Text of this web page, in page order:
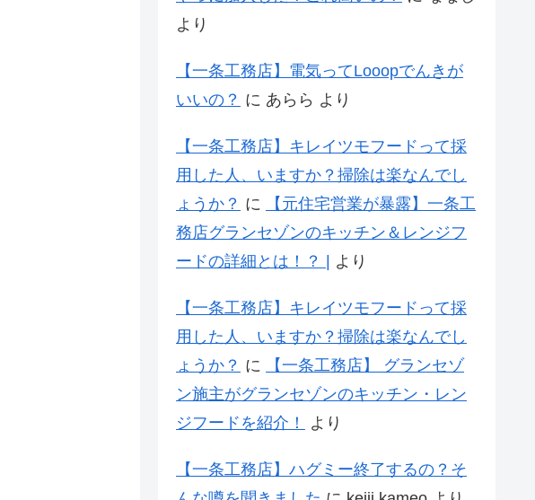
より
【一条工務店】電気ってLooopでんきが
いいの？ に あらら より
【一条工務店】キレイツモフードって採
用した人、いますか？掃除は楽なんでし
ょうか？ に
【元住宅営業が暴露】一条工
務店グランセゾンのキッチン＆レンジフ
ードの詳細とは！？ | より
【一条工務店】キレイツモフードって採
用した人、いますか？掃除は楽なんでし
ょうか？ に
【一条工務店】 グランセゾ
ン施主がグランセゾンのキッチン・レン
ジフードを紹介！
より
【一条工務店】ハグミー終了するの？そ